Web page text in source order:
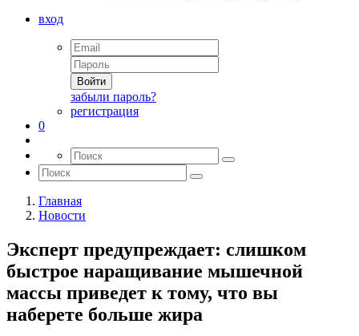
вход
Войти
забыли пароль?
регистрация
0
Главная
Новости
Эксперт предупреждает: слишком
быстрое наращивание мышечной
массы приведет к тому, что вы
наберете больше жира